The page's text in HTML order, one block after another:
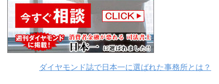
ダイヤモンド誌で日本一に選ばれた事務所とは？